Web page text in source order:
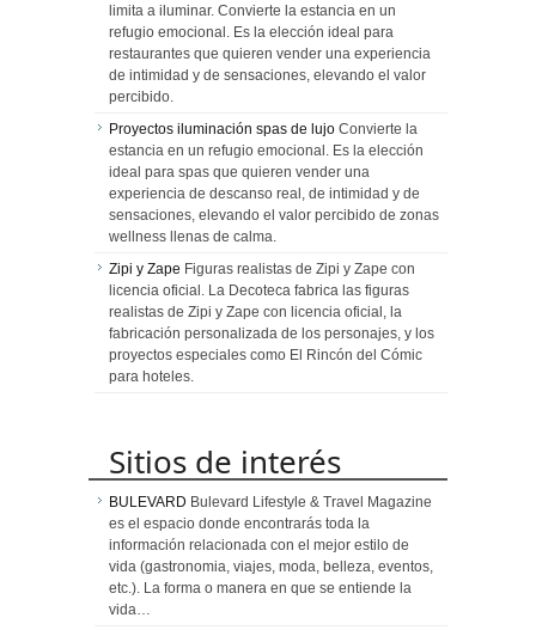
limita a iluminar. Convierte la estancia en un
refugio emocional. Es la elección ideal para
restaurantes que quieren vender una experiencia
de intimidad y de sensaciones, elevando el valor
percibido.
Proyectos iluminación spas de lujo Convierte la
estancia en un refugio emocional. Es la elección
ideal para spas que quieren vender una
experiencia de descanso real, de intimidad y de
sensaciones, elevando el valor percibido de zonas
wellness llenas de calma.
Zipi y Zape Figuras realistas de Zipi y Zape con
licencia oficial. La Decoteca fabrica las figuras
realistas de Zipi y Zape con licencia oficial, la
fabricación personalizada de los personajes, y los
proyectos especiales como El Rincón del Cómic
para hoteles.
Sitios de interés
BULEVARD Bulevard Lifestyle & Travel Magazine
es el espacio donde encontrarás toda la
información relacionada con el mejor estilo de
vida (gastronomia, viajes, moda, belleza, eventos,
etc.). La forma o manera en que se entiende la
vida…